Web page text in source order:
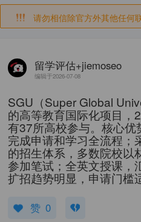
请勿相信除官方外其他任何
留学评估+jiemoseo
编辑于2026-07-08
SGU（Super Global
的高等教育国际化项目，
有37所高校参与。核心
完成申请和学习全流程；
的招生体系，多数院校以
参加笔试；全英文授课，
扩招趋势明显，申请门槛
赞 0